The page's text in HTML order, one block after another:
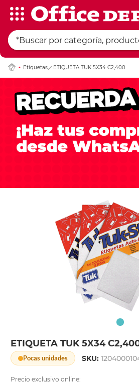
Etiquetas ETIQUETA TUK 5X34 C2,400
ETIQUETA TUK 5X34
Pocas unidades SKU:
Precio exclusivo online: